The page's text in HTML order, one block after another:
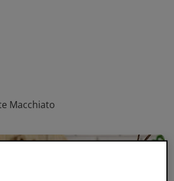
Macchiato